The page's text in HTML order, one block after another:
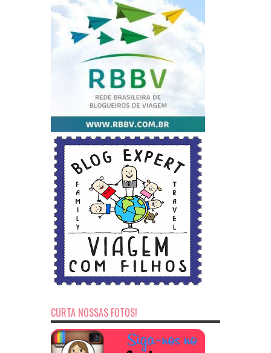
CURTA NOSSAS FOTOS!